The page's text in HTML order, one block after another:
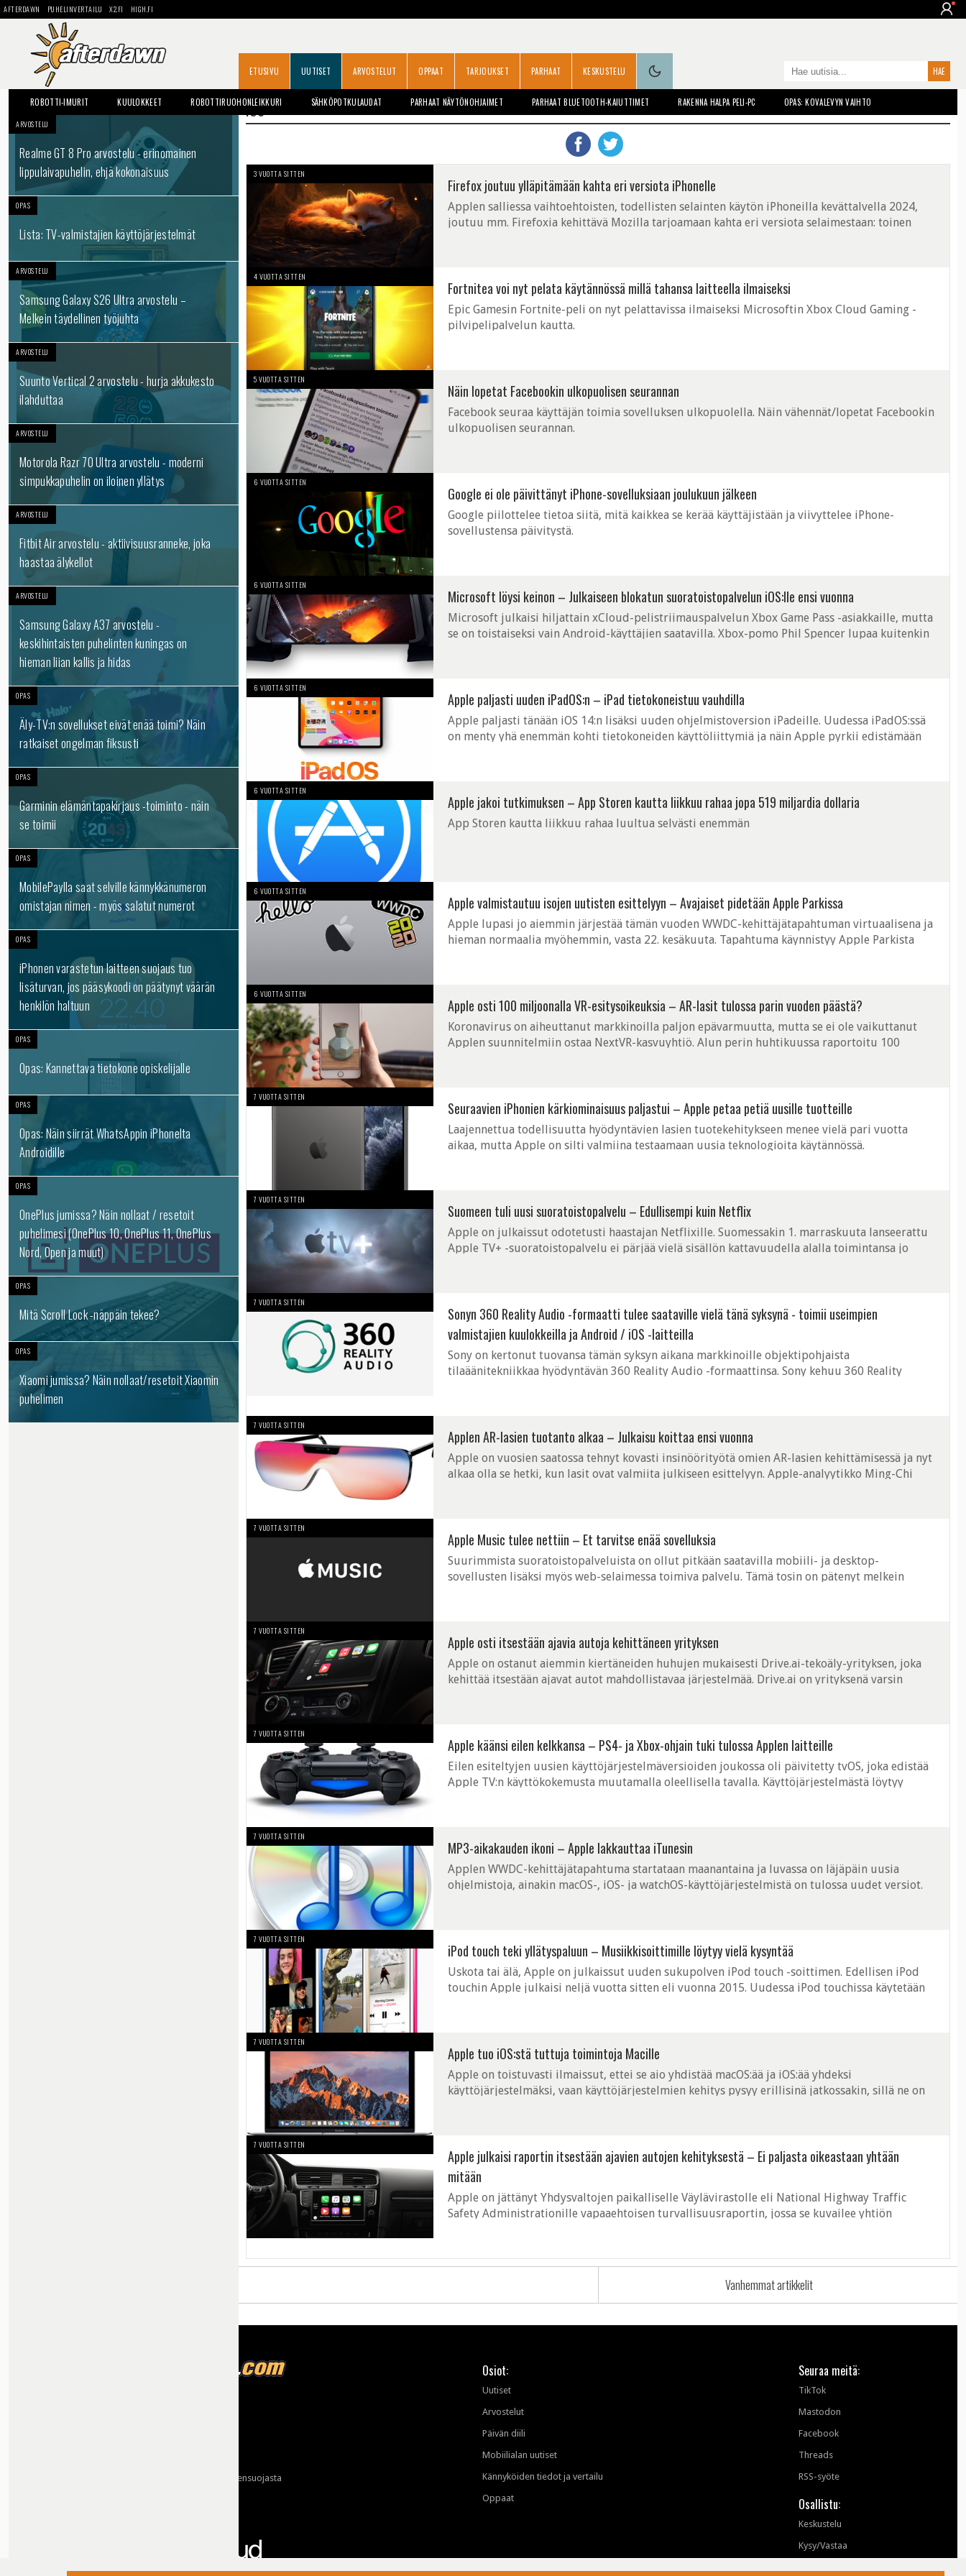
AFTERDAWN PUHELINVERTAILU X2.FI HIGH.FI
ETUSIVU UUTISET ARVOSTELUT OPPAAT TARJOUKSET PARHAAT KESKUSTELU
ROBOTTI-IMURIT KUULOKKEET ROBOTTIRUOHONLEIKKURI SÄHKÖPOTKULAUDAT PARHAAT NÄYTÖNOHJAIMET PARHAAT BLUETOOTH-KAIUTTIMET RAKENNA HALPA PELI-PC OPAS: KOVALEVYN VAIHTO
ARVOSTELU
Realme GT 8 Pro arvostelu - erinomainen
lippulaivapuhelin, ehjä kokonaisuus
OPAS
Lista: TV-valmistajien käyttöjärjestelmät
ARVOSTELU
Samsung Galaxy S26 Ultra arvostelu –
Melkein täydellinen työjuhta
ARVOSTELU
Suunto Vertical 2 arvostelu - hurja akkukesto
ilahduttaa
ARVOSTELU
Motorola Razr 70 Ultra arvostelu - moderni
simpukkapuhelin on iloinen yllätys
ARVOSTELU
Fitbit Air arvostelu - aktiivisuusranneke, joka
haastaa älykellot
ARVOSTELU
Samsung Galaxy A37 arvostelu -
keskihintaisten puhelinten kuningas on
hieman liian kallis ja hidas
OPAS
Äly-TV:n sovellukset eivät enää toimi? Näin
ratkaiset ongelman fiksusti
OPAS
Garminin elämäntapakirjaus -toiminto - näin
se toimii
OPAS
MobilePaylla saat selville kännykkänumeron
omistajan nimen - myös salatut numerot
OPAS
iPhonen varastetun laitteen suojaus tuo
lisäturvan, jos pääsykoodi on päätynyt väärän
henkilön haltuun
OPAS
Opas: Kannettava tietokone opiskelijalle
OPAS
Opas: Näin siirrät WhatsAppin iPhonelta
Androidille
OPAS
OnePlus jumissa? Näin nollaat / resetoit
puhelimesi (OnePlus 10, OnePlus 11, OnePlus
Nord, Open ja muut)
OPAS
Mitä Scroll Lock -näppäin tekee?
OPAS
Xiaomi jumissa? Näin nollaat/resetoit Xiaomin
puhelimen
IOS
3 VUOTTA SITTEN
Firefox joutuu ylläpitämään kahta eri versiota iPhonelle
Applen salliessa vaihtoehtoisten, todellisten selainten käytön iPhoneilla kevättalvella 2024,
joutuu mm. Firefoxia kehittävä Mozilla tarjoamaan kahta eri versiota selaimestaan: toinen
4 VUOTTA SITTEN
Fortnitea voi nyt pelata käytännössä millä tahansa laitteella ilmaiseksi
Epic Gamesin Fortnite-peli on nyt pelattavissa ilmaiseksi Microsoftin Xbox Cloud Gaming -
pilvipelipalvelun kautta.
5 VUOTTA SITTEN
Näin lopetat Facebookin ulkopuolisen seurannan
Facebook seuraa käyttäjän toimia sovelluksen ulkopuolella. Näin vähennät/lopetat Facebookin
ulkopuolisen seurannan.
6 VUOTTA SITTEN
Google ei ole päivittänyt iPhone-sovelluksiaan joulukuun jälkeen
Google piilottelee tietoa siitä, mitä kaikkea se kerää käyttäjistään ja viivyttelee iPhone-
sovellustensa päivitystä.
6 VUOTTA SITTEN
Microsoft löysi keinon – Julkaiseen blokatun suoratoistopalvelun iOS:lle ensi vuonna
Microsoft julkaisi hiljattain xCloud-pelistriimauspalvelun Xbox Game Pass -asiakkaille, mutta
se on toistaiseksi vain Android-käyttäjien saatavilla. Xbox-pomo Phil Spencer lupaa kuitenkin
6 VUOTTA SITTEN
Apple paljasti uuden iPadOS:n – iPad tietokoneistuu vauhdilla
Apple paljasti tänään iOS 14:n lisäksi uuden ohjelmistoversion iPadeille. Uudessa iPadOS:ssä
on menty yhä enemmän kohti tietokoneiden käyttöliittymiä ja näin Apple pyrkii edistämään
6 VUOTTA SITTEN
Apple jakoi tutkimuksen – App Storen kautta liikkuu rahaa jopa 519 miljardia dollaria
App Storen kautta liikkuu rahaa luultua selvästi enemmän
6 VUOTTA SITTEN
Apple valmistautuu isojen uutisten esittelyyn – Avajaiset pidetään Apple Parkissa
Apple lupasi jo aiemmin järjestää tämän vuoden WWDC-kehittäjätapahtuman virtuaalisena ja
hieman normaalia myöhemmin, vasta 22. kesäkuuta. Tapahtuma käynnistyy Apple Parkista
6 VUOTTA SITTEN
Apple osti 100 miljoonalla VR-esitysoikeuksia – AR-lasit tulossa parin vuoden päästä?
Koronavirus on aiheuttanut markkinoilla paljon epävarmuutta, mutta se ei ole vaikuttanut
Applen suunnitelmiin ostaa NextVR-kasvuyhtiö. Alun perin huhtikuussa raportoitu 100
7 VUOTTA SITTEN
Seuraavien iPhonien kärkiominaisuus paljastui – Apple petaa petiä uusille tuotteille
Laajennettua todellisuutta hyödyntävien lasien tuotekehitykseen menee vielä pari vuotta
aikaa, mutta Apple on silti valmiina testaamaan uusia teknologioita käytännössä.
7 VUOTTA SITTEN
Suomeen tuli uusi suoratoistopalvelu – Edullisempi kuin Netflix
Apple on julkaissut odotetusti haastajan Netflixille. Suomessakin 1. marraskuuta lanseerattu
Apple TV+ -suoratoistopalvelu ei pärjää vielä sisällön kattavuudella alalla toimintansa jo
7 VUOTTA SITTEN
Sonyn 360 Reality Audio -formaatti tulee saataville vielä tänä syksynä - toimii useimpien
valmistajien kuulokkeilla ja Android / iOS -laitteilla
Sony on kertonut tuovansa tämän syksyn aikana markkinoille objektipohjaista
tilaäänitekniikkaa hyödyntävän 360 Reality Audio -formaattinsa. Sony kehuu 360 Reality
7 VUOTTA SITTEN
Applen AR-lasien tuotanto alkaa – Julkaisu koittaa ensi vuonna
Apple on vuosien saatossa tehnyt kovasti insinöörityötä omien AR-lasien kehittämisessä ja nyt
alkaa olla se hetki, kun lasit ovat valmiita julkiseen esittelyyn. Apple-analyytikko Ming-Chi
7 VUOTTA SITTEN
Apple Music tulee nettiin – Et tarvitse enää sovelluksia
Suurimmista suoratoistopalveluista on ollut pitkään saatavilla mobiili- ja desktop-
sovellusten lisäksi myös web-selaimessa toimiva palvelu. Tämä tosin on pätenyt melkein
7 VUOTTA SITTEN
Apple osti itsestään ajavia autoja kehittäneen yrityksen
Apple on ostanut aiemmin kiertäneiden huhujen mukaisesti Drive.ai-tekoäly-yrityksen, joka
kehittää itsestään ajavat autot mahdollistavaa järjestelmää. Drive.ai on yrityksenä varsin
7 VUOTTA SITTEN
Apple käänsi eilen kelkkansa – PS4- ja Xbox-ohjain tuki tulossa Applen laitteille
Eilen esiteltyjen uusien käyttöjärjestelmäversioiden joukossa oli päivitetty tvOS, joka edistää
Apple TV:n käyttökokemusta muutamalla oleellisella tavalla. Käyttöjärjestelmästä löytyy
7 VUOTTA SITTEN
MP3-aikakauden ikoni – Apple lakkauttaa iTunesin
Applen WWDC-kehittäjätapahtuma startataan maanantaina ja luvassa on läjäpäin uusia
ohjelmistoja, ainakin macOS-, iOS- ja watchOS-käyttöjärjestelmistä on tulossa uudet versiot.
7 VUOTTA SITTEN
iPod touch teki yllätyspaluun – Musiikkisoittimille löytyy vielä kysyntää
Uskota tai älä, Apple on julkaissut uuden sukupolven iPod touch -soittimen. Edellisen iPod
touchin Apple julkaisi neljä vuotta sitten eli vuonna 2015. Uudessa iPod touchissa käytetään
7 VUOTTA SITTEN
Apple tuo iOS:stä tuttuja toimintoja Macille
Apple on toistuvasti ilmaissut, ettei se aio yhdistää macOS:ää ja iOS:ää yhdeksi
käyttöjärjestelmäksi, vaan käyttöjärjestelmien kehitys pysyy erillisinä jatkossakin, sillä ne on
7 VUOTTA SITTEN
Apple julkaisi raportin itsestään ajavien autojen kehityksestä – Ei paljasta oikeastaan yhtään
mitään
Apple on jättänyt Yhdysvaltojen paikalliselle Väylävirastolle eli National Highway Traffic
Safety Administrationille vapaaehtoisen turvallisuusraportin, jossa se kuvailee yhtiön
Vanhemmat artikkelit
Käyttöehdot ja tietoa yksityisyydensuojasta
Osiot:
Uutiset
Arvostelut
Päivän diili
Mobiilialan uutiset
Kännyköiden tiedot ja vertailu
Oppaat
Seuraa meitä:
TikTok
Mastodon
Facebook
Threads
RSS-syöte
Osallistu:
Keskustelu
Kysy/Vastaa